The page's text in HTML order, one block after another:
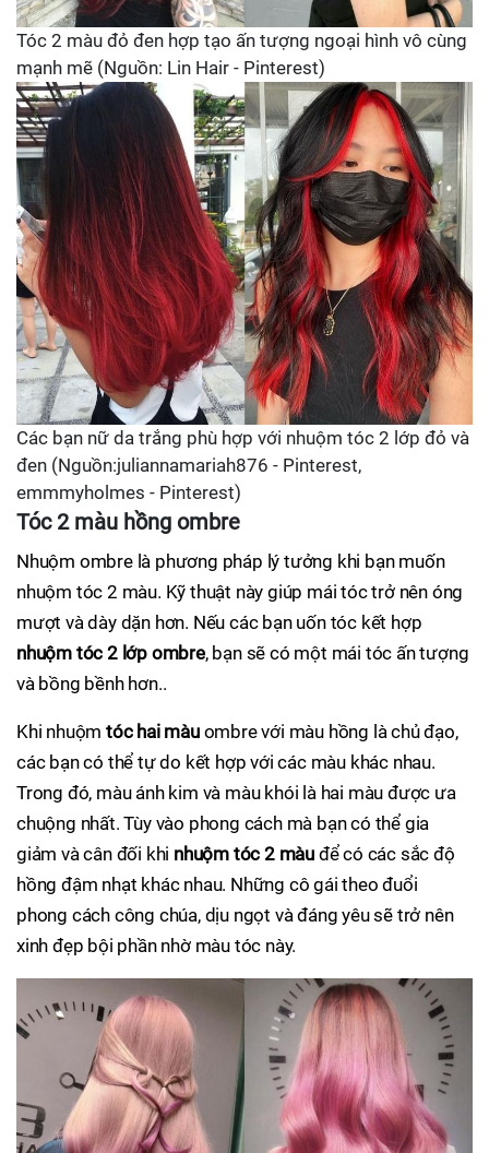
Tóc 2 màu đỏ đen hợp tạo ấn tượng ngoại hình vô cùng
mạnh mẽ (Nguồn: Lin Hair - Pinterest)
Các bạn nữ da trắng phù hợp với nhuộm tóc 2 lớp đỏ và
đen (Nguồn:juliannamariah876 - Pinterest,
emmmyholmes - Pinterest)
Tóc 2 màu hồng ombre
Nhuộm ombre là phương pháp lý tưởng khi bạn muốn
nhuộm tóc 2 màu. Kỹ thuật này giúp mái tóc trở nên óng
mượt và dày dặn hơn. Nếu các bạn uốn tóc kết hợp
nhuộm tóc 2 lớp ombre, bạn sẽ có một mái tóc ấn tượng
và bồng bềnh hơn..
Khi nhuộm tóc hai màuombre với màu hồng là chủ đạo,
các bạn có thể tự do kết hợp với các màu khác nhau.
Trong đó, màu ánh kim và màu khói là hai màu được ưa
chuộng nhất. Tùy vào phong cách mà bạn có thể gia
giảm và cân đối khi nhuộm tóc 2 màu để có các sắc độ
hồng đậm nhạt khác nhau. Những cô gái theo đuổi
phong cách công chúa, dịu ngọt và đáng yêu sẽ trở nên
xinh đẹp bội phần nhờ màu tóc này.